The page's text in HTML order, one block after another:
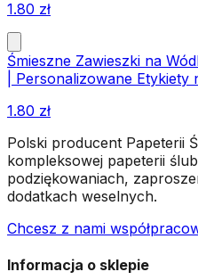
1.80 zł
Śmieszne Zawieszki na
| Personalizowane
1.80 zł
Polski producent Papeterii
kompleksowej papeterii
podziękowaniach,
dodatkach weselnych.
Chcesz z nami
Informacja o sklepie